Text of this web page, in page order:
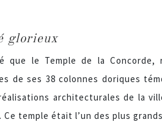
glorieux
que le Temple de la Concorde,
ses 38 colonnes doriques
architecturales de la
temple était l’un des plus